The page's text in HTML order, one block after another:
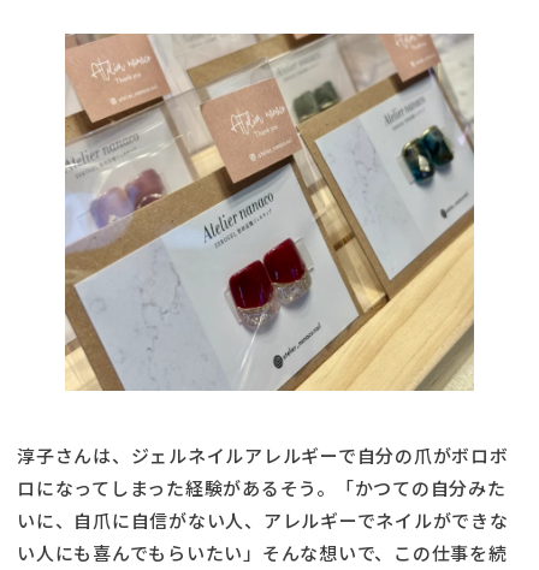
淳子さんは、ジェルネイルアレルギーで自分の爪がボロボ
ロになってしまった経験があるそう。「かつての自分みた
いに、自爪に自信がない人、アレルギーでネイルができな
い人にも喜んでもらいたい」そんな想いで、この仕事を続